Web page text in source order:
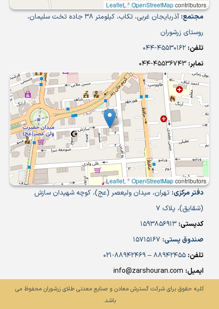
Leaflet, © OpenStreetMapcontributors
دفتر مرکزی: تهران، میدان ولیعصر (عج)، کوچه شهیدان سازش
(شقایق)، پلاک 7
کدپستی:
صندوق پستی:
تلفن:
ایمیل:
Leaflet, ©OpenStreetMapcontributors
مجتمع:
آذربایجان غربی، تکاب، کیلومتر 38 جاده تخت سلیمان،
روستای زرشوران
تلفن:
نمابر:
کلیه حقوق برای شرکت گسترش معادن و صنایع معدنی طلای زرشوران محفوظ می
باشد.